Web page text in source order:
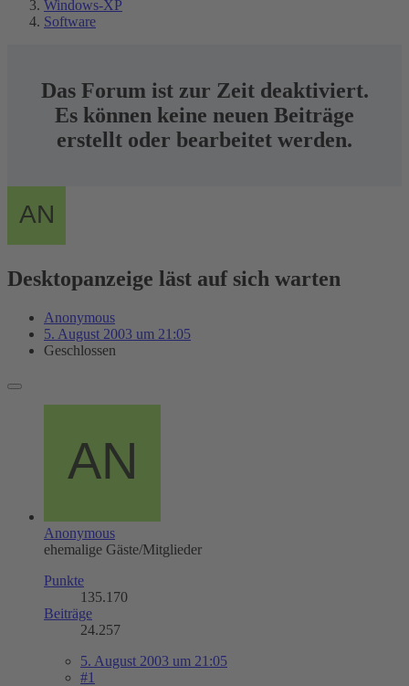
Windows-XP
Software
Das Forum ist zur Zeit deaktiviert.
Es können keine neuen Beiträge
erstellt oder bearbeitet werden.
Desktopanzeige läst auf sich warten
Anonymous
5. August 2003 um 21:05
Geschlossen
Anonymous
ehemalige Gäste/Mitglieder
Punkte
135.170
Beiträge
24.257
5. August 2003 um 21:05
#1